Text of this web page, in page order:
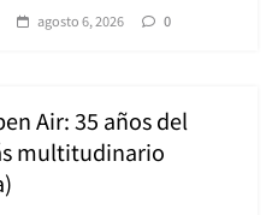
agosto 6, 2026 0
Air: 35 años del
multitudinario